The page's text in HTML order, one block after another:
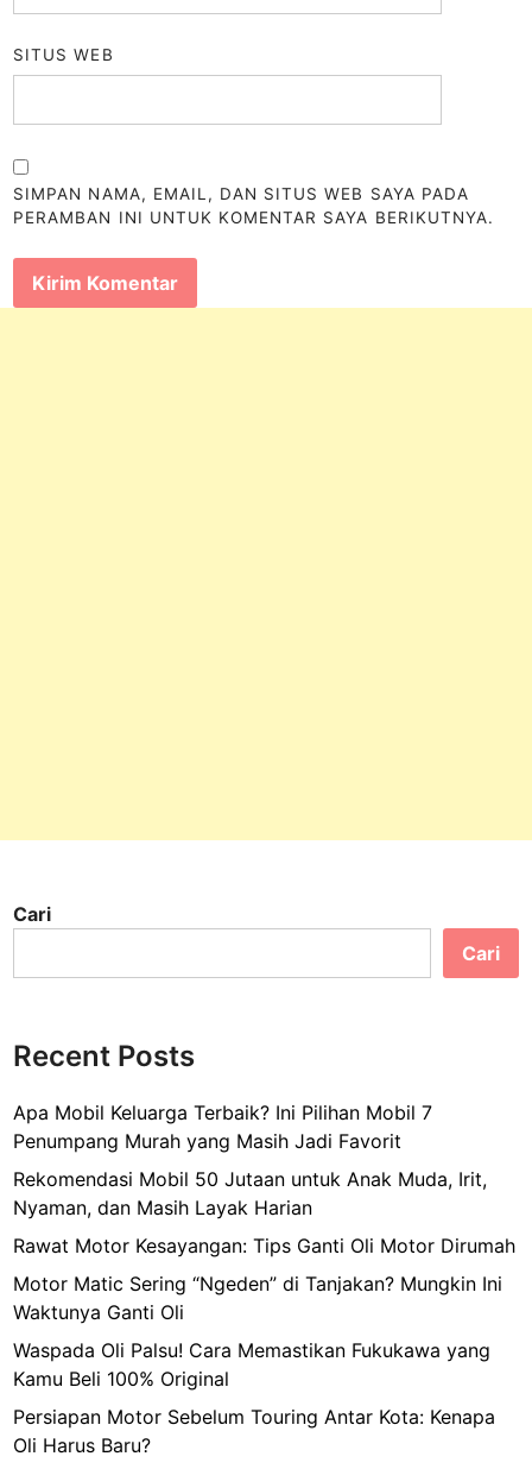
SITUS WEB
SIMPAN NAMA, EMAIL, DAN SITUS WEB SAYA PADA
PERAMBAN INI UNTUK KOMENTAR SAYA BERIKUTNYA.
Cari
Cari
Recent Posts
Apa Mobil Keluarga Terbaik? Ini Pilihan Mobil 7
Penumpang Murah yang Masih Jadi Favorit
Rekomendasi Mobil 50 Jutaan untuk Anak Muda, Irit,
Nyaman, dan Masih Layak Harian
Rawat Motor Kesayangan: Tips Ganti Oli Motor Dirumah
Motor Matic Sering “Ngeden” di Tanjakan? Mungkin Ini
Waktunya Ganti Oli
Waspada Oli Palsu! Cara Memastikan Fukukawa yang
Kamu Beli 100% Original
Persiapan Motor Sebelum Touring Antar Kota: Kenapa
Oli Harus Baru?